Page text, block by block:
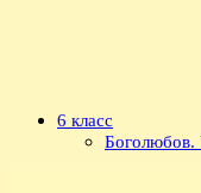
6 класс
Боголюбов.